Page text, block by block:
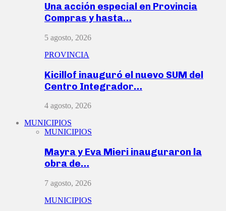
Una acción especial en Provincia
Compras y hasta…
5 agosto, 2026
PROVINCIA
Kicillof inauguró el nuevo SUM del
Centro Integrador…
4 agosto, 2026
MUNICIPIOS
MUNICIPIOS
Mayra y Eva Mieri inauguraron la
obra de…
7 agosto, 2026
MUNICIPIOS